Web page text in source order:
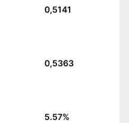
0,5141
0,5363
5.57%